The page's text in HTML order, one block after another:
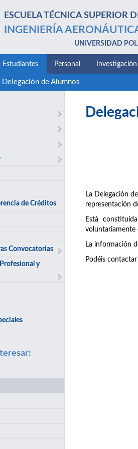
ESCUELA TÉCNICA SUPERIOR
INGENIERÍA
UNIVERSIDAD
Estudiantes Personal Investigación
Delegación de Alumnos
de Créditos
Convocatorias
y
La Delegación
representación
Está
voluntariamente
La información
Podéis